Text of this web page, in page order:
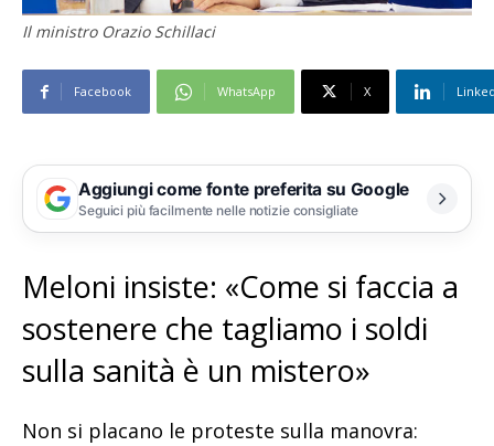
Il ministro Orazio Schillaci
Facebook WhatsApp X
Aggiungi come fonte preferita su Google
Seguici più facilmente nelle notizie consigliate
Meloni insiste: «Come si faccia a
sostenere che tagliamo i soldi
sulla sanità è un mistero»
Non si placano le proteste sulla manovra: